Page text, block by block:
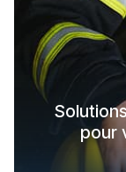
pour
pour
noir
pour